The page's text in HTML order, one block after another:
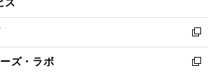
開
く
ウ
で
開
く
ン
ド
ウ
で
ウ
ィ
ン
ド
新
し
い
ズ・ラボ
新